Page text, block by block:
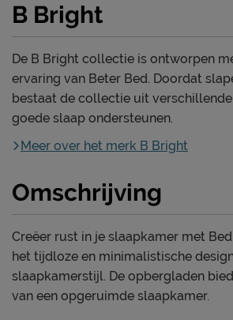
B Bright
De B Bright collectie is ontworpen
ervaring van Beter Bed. Doordat
bestaat de collectie uit
goede slaap ondersteunen.
Meer over het merk B Bright
Omschrijving
Creëer rust in je slaapkamer met
het tijdloze en minimalistische
slaapkamerstijl. De opbergladen
van een opgeruimde slaapkamer.